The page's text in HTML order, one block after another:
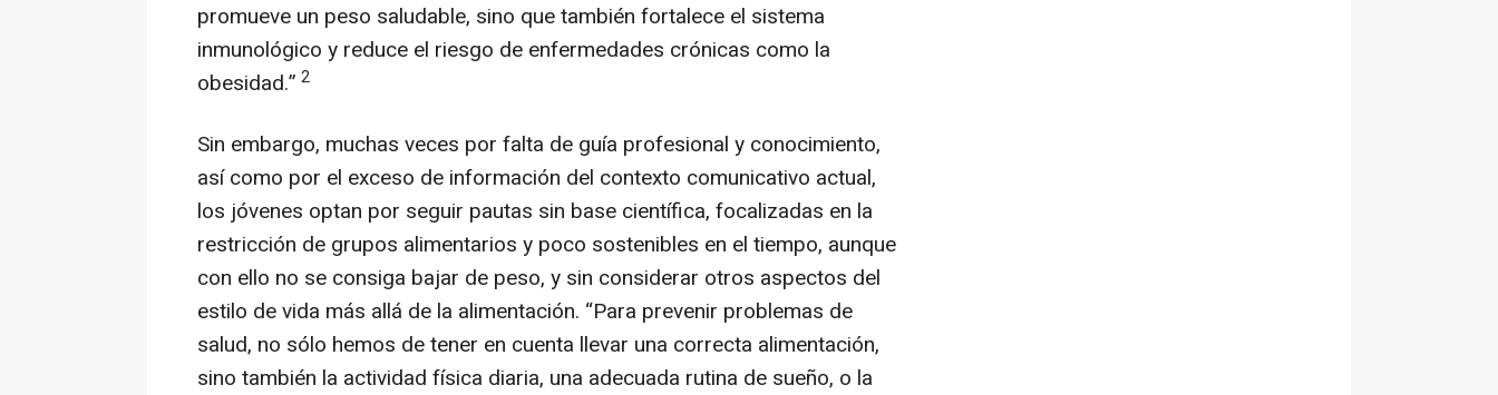
promueve un peso saludable, sino que también fortalece el sistema
inmunológico y reduce el riesgo de enfermedades crónicas como la
obesidad.” 2
Sin embargo, muchas veces por falta de guía profesional y conocimiento,
así como por el exceso de información del contexto comunicativo actual,
los jóvenes optan por seguir pautas sin base científica, focalizadas en la
restricción de grupos alimentarios y poco sostenibles en el tiempo, aunque
con ello no se consiga bajar de peso, y sin considerar otros aspectos del
estilo de vida más allá de la alimentación. “Para prevenir problemas de
salud, no sólo hemos de tener en cuenta llevar una correcta alimentación,
sino también la actividad física diaria, una adecuada rutina de sueño, o la